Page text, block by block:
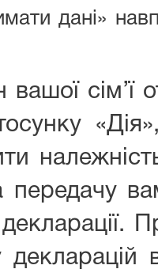
дані»
вашої
передачу